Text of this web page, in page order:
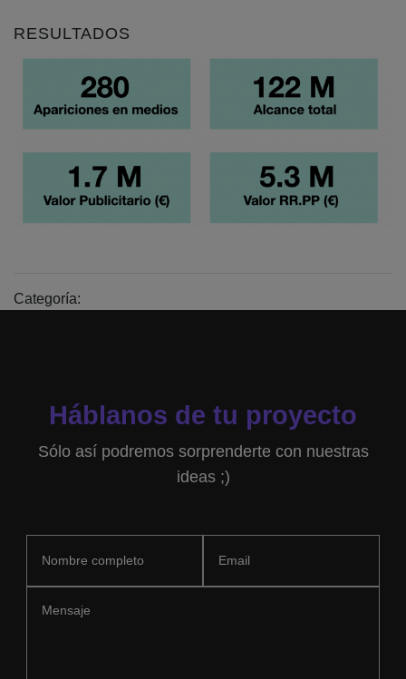
RESULTADOS
Categoría:
Háblanos de tu proyecto
Sólo así podremos sorprenderte con nuestras
ideas ;)